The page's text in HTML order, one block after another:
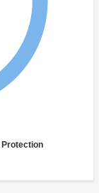
Protection